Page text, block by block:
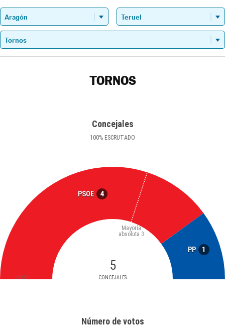
TORNOS
Concejales
100% ESCRUTADO
PSOE 4
PP 1
5
CONCEJALES
Mayoría
absoluta 3
2007
Número de votos